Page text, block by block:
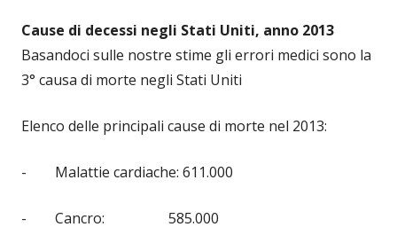
Cause di decessi negli Stati Uniti, anno 2013
Basandoci sulle nostre stime gli errori medici sono la
3° causa di morte negli Stati Uniti
Elenco delle principali cause di morte nel 2013:
- Malattie cardiache: 611.000
- Cancro: 585.000